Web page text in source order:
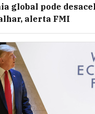
global pode
alerta FMI